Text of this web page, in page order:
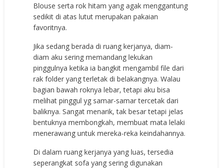
Blouse serta rok hitam yang agak menggantung
sedikit di atas lutut merupakan pakaian
favoritnya.
Jika sedang berada di ruang kerjanya, diam-
diam aku sering memandang lekukan
pinggulnya ketika ia bangkit mengambil file dari
rak folder yang terletak di belakangnya. Walau
bagian bawah roknya lebar, tetapi aku bisa
melihat pinggul yg samar-samar tercetak dari
baliknya. Sangat menarik, tak besar tetapi jelas
bentuknya membongkah, membuat mata lelaki
menerawang untuk mereka-reka keindahannya.
Di dalam ruang kerjanya yang luas, tersedia
seperangkat sofa yang sering digunakan